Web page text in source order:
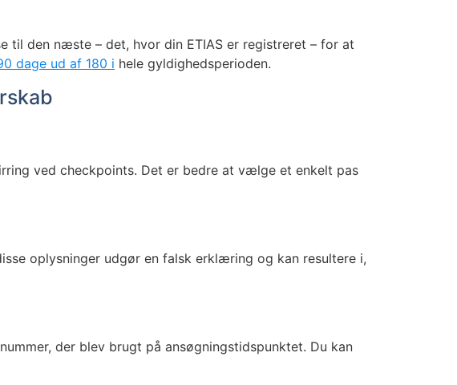
til den næste – det, hvor din ETIAS er registreret – for at
dage ud af 180 i hele gyldighedsperioden.
ved checkpoints. Det er bedre at vælge et enkelt pas
oplysninger udgør en falsk erklæring og kan resultere i,
der blev brugt på ansøgningstidspunktet. Du kan